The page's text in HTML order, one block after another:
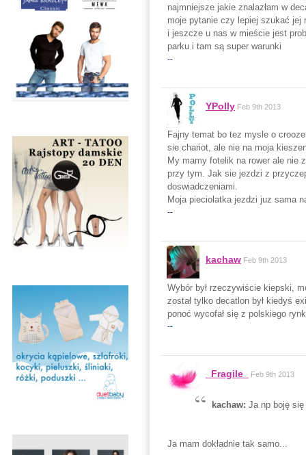
najmniejsze jakie znalazłam w
moje pytanie czy lepiej szukać jej
i jeszcze u nas w mieście jest
parku i tam są super warunki
--
YPolly Feb 9th 2013
Fajny temat bo tez mysle o
sie chariot, ale nie na moja
My mamy fotelik na rower ale nie
przy tym. Jak sie jezdzi z
doswiadczeniami.
Moja pieciolatka jezdzi juz sama
--
kachaw Feb 9th 2013
Wybór był rzeczywiście kiepski,
został tylko decatlon był kiedyś
ponoć wycofał się z polskiego
--
_Fragile_ Feb 9th 2013
kachaw: Ja np boję
Ja mam dokładnie tak samo...